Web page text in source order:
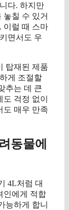
다. 하지만
놓칠 수 있거
이럴 때 스마
면서도 우
탑재된 제품
게 조절할
추는 데 큰
걱정 없이
도 매우 만족
동물에
4L처럼 대
인에게 적합
능하게 합니